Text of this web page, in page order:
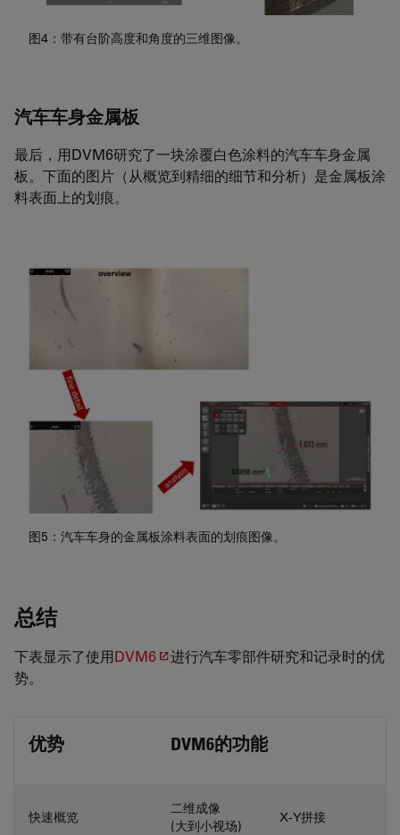
图4：带有台阶高度和角度的三维图像。
汽车车身金属板
最后，用DVM6研究了一块涂覆白色涂料的汽车车身金属
板。下面的图片（从概览到精细的细节和分析）是金属板涂
料表面上的划痕。
图5：汽车车身的金属板涂料表面的划痕图像。
总结
下表显示了使用DVM6
进行汽车零部件研究和记录时的优
势。
优势 DVM6的功能
快速概览
二维成像
(大到小视场)
X-Y拼接